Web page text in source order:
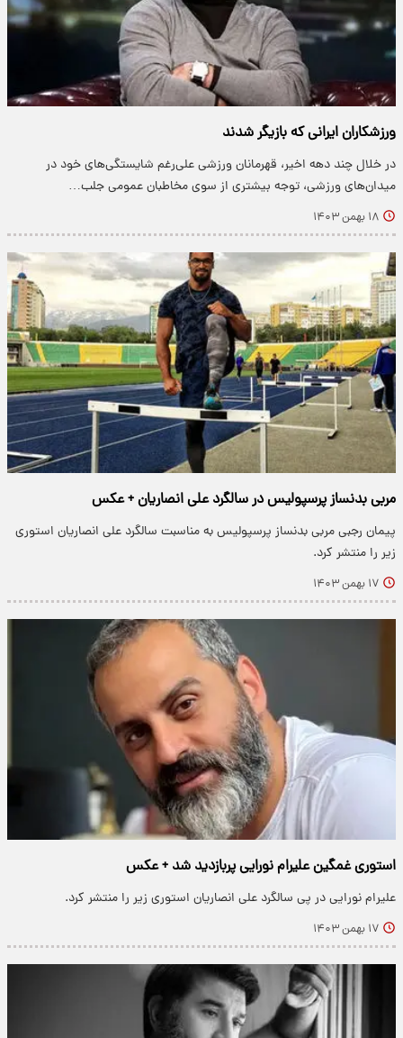
ورزشکاران ایرانی که بازیگر شدند
در خلال چند دهه اخیر، قهرمانان ورزشی علی‌رغم شایستگی‌های خود در
میدان‌های ورزشی، توجه بیشتری از سوی مخاطبان عمومی جلب…
۱۸ بهمن ۱۴۰۳
مربی بدنساز پرسپولیس در سالگرد علی انصاریان + عکس
پیمان رجبی مربی بدنساز پرسپولیس به مناسبت سالگرد علی انصاریان استوری
زیر را منتشر کرد.
۱۷ بهمن ۱۴۰۳
استوری غمگین علیرام نورایی پربازدید شد + عکس
علیرام نورایی در پی سالگرد علی انصاریان استوری زیر را منتشر کرد.
۱۷ بهمن ۱۴۰۳